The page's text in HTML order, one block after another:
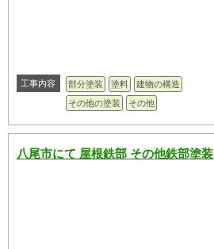
工事内容 部分塗装 塗料
建物の構造
その他の塗装
その他
八尾市にて 屋根鉄部 その他鉄部塗装